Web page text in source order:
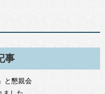
事
と懇親会